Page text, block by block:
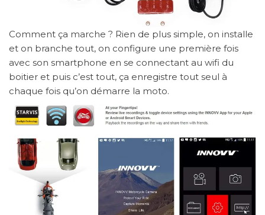
Comment ça marche ? Rien de plus simple, on installe
et on branche tout, on configure une première fois
avec son smartphone en se connectant au wifi du
boitier et puis c’est tout, ça enregistre tout seul à
chaque fois qu’on démarre la moto.